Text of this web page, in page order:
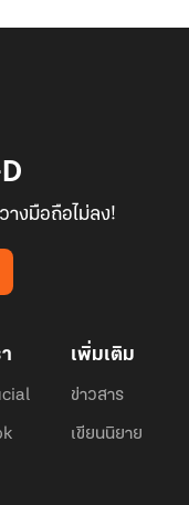
งมือถือไม่ลง!
เพิ่มเติม
ข่าวสาร
เขียนนิยาย